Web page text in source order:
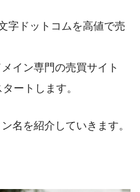
字ドットコムを高値で売
イン専門の売買サイト
ートします。
名を紹介していきます。